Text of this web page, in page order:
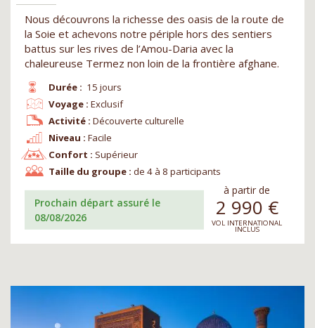
Nous découvrons la richesse des oasis de la route de
la Soie et achevons notre périple hors des sentiers
battus sur les rives de l’Amou-Daria avec la
chaleureuse Termez non loin de la frontière afghane.
Durée : 15 jours
Niveau : Facile
Voyage : Exclusif
Confort : Supérieur
Activité : Découverte culturelle
Taille du groupe : de 4 à 8 participants
Prochain départ assuré le
08/08/2026
à partir de
2 990 €
VOL INTERNATIONAL
INCLUS